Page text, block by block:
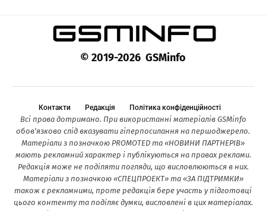
© 2019-2026 GSMinfo
Контакти Редакція Політика конфіденційності
Всі права дотримано. При використанні матеріалів GSMinfo
обов’язково слід вказувати гіперпосилання на першоджерело.
Матеріали з позначкою PROMOTED та «НОВИНИ ПАРТНЕРІВ»
мають рекламний характер і публікуються на правах реклами.
Редакція може не поділяти погляди, що висловлюються в них.
Матеріали з позначкою «СПЕЦПРОЕКТ» та «ЗА ПІДТРИМКИ»
також є рекламними, проте редакція бере участь у підготовці
цього контенту та поділяє думки, висловлені в цих матеріалах.